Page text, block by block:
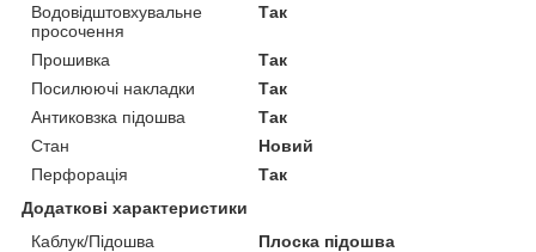
Водовідштовхувальне
просочення
Так
Прошивка
Так
Посилюючі накладки
Так
Антиковзка підошва
Так
Стан
Новий
Перфорація
Так
Додаткові характеристики
Каблук/Підошва
Плоска підошва